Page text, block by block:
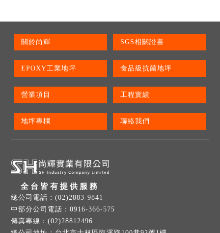
關於尚輝 SGS相關證書
EPOXY工業地坪 食品級抗菌地坪
營業項目 工程實績
地坪專欄 聯絡我們
全台皆有提供服務
(02)2883-9841
0916-366-575
(02)28812496